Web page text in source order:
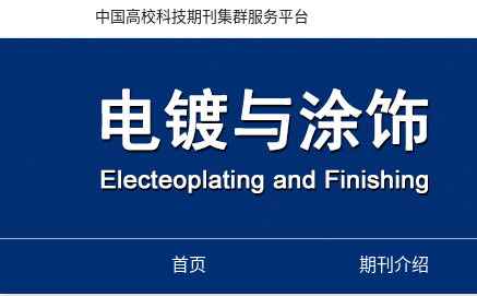
中国高校科技期刊集群服务平台
首页 期刊介绍